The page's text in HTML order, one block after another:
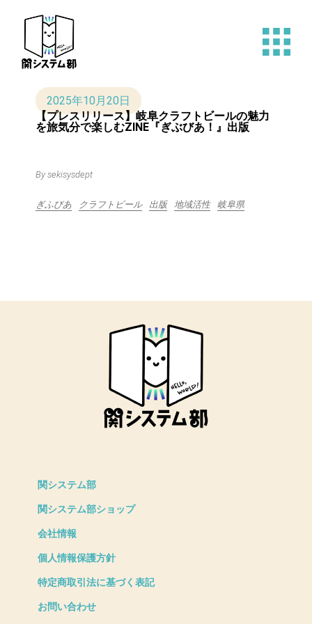
content
2025年10月20日
【プレスリリース】岐阜クラフトビールの魅力
を旅気分で楽しむZINE『ぎぶびあ！』出版
By sekisysdept
ぎふびあ クラフトビール 出版 地域活性 岐阜県
関システム部
関システム部ショップ
会社情報
個人情報保護方針
特定商取引法に基づく表記
お問い合わせ